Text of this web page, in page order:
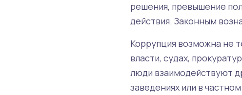
решения, превышение
действия. Законным
Коррупция возможна не
власти, судах,
люди взаимодействуют
заведениях или в